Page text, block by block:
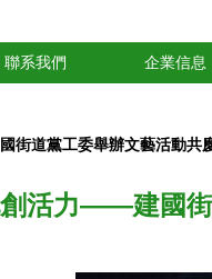
聯系我們 企業信息
街道黨工委舉辦文藝活動共
活力——建國